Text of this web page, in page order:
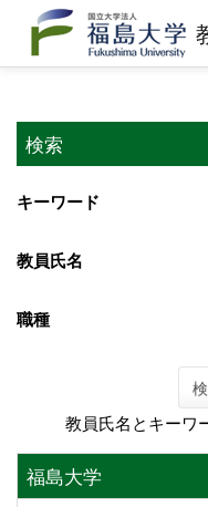
検索
キーワード
教員氏名
職種
教員氏名とキーワ
福島大学